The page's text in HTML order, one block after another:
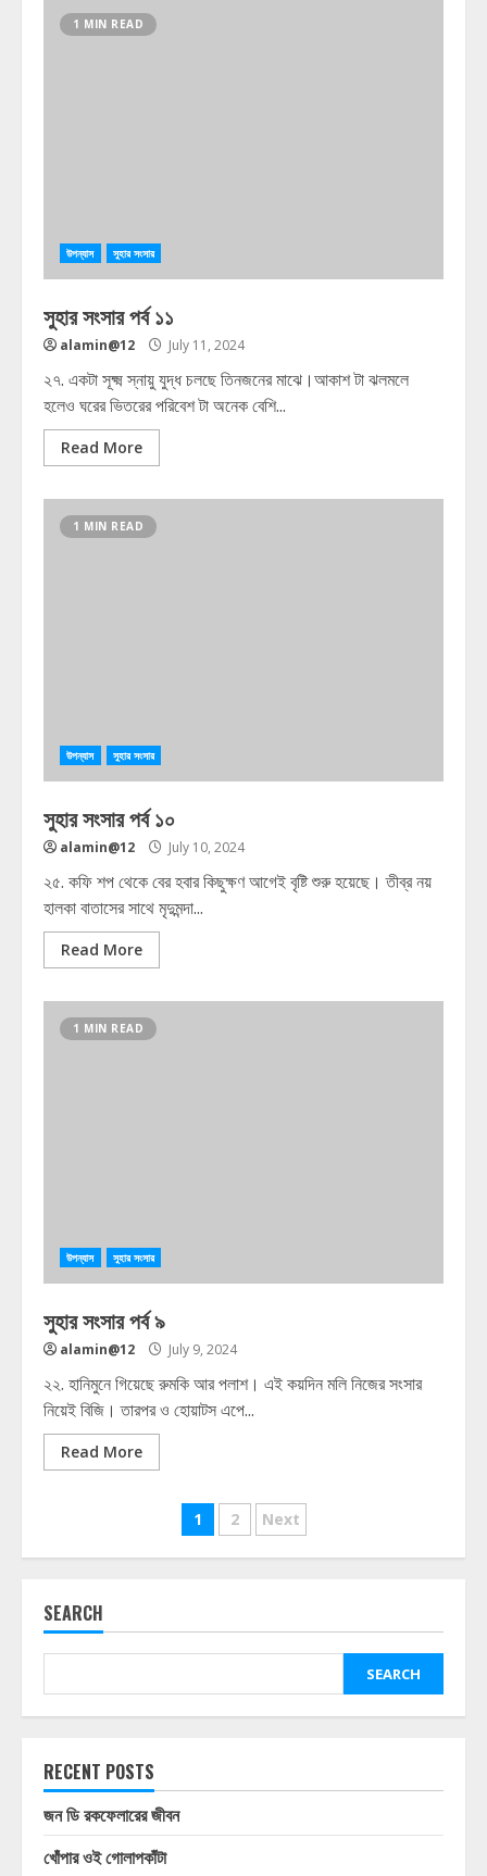
1 MIN READ
উপন্যাস সুহার সংসার
সুহার সংসার পর্ব ১১
alamin@12 July 11, 2024
২৭. একটা সূক্ষ্ম স্নায়ু যুদ্ধ চলছে তিনজনের মাঝে।আকাশ টা ঝলমলে
হলেও ঘরের ভিতরের পরিবেশ টা অনেক বেশি...
Read More
1 MIN READ
উপন্যাস সুহার সংসার
সুহার সংসার পর্ব ১০
alamin@12 July 10, 2024
২৫. কফি শপ থেকে বের হবার কিছুক্ষণ আগেই বৃষ্টি শুরু হয়েছে। তীব্র নয়
হালকা বাতাসের সাথে মৃদুমন্দা...
Read More
1 MIN READ
উপন্যাস সুহার সংসার
সুহার সংসার পর্ব ৯
alamin@12 July 9, 2024
২২. হানিমুনে গিয়েছে রুমকি আর পলাশ। এই কয়দিন মলি নিজের সংসার
নিয়েই বিজি। তারপর ও হোয়াটস এপে...
Read More
Posts
pagination
1 2 Next
SEARCH
SEARCH
RECENT POSTS
জন ডি রকফেলারের জীবন
খোঁপার ওই গোলাপকাঁটা